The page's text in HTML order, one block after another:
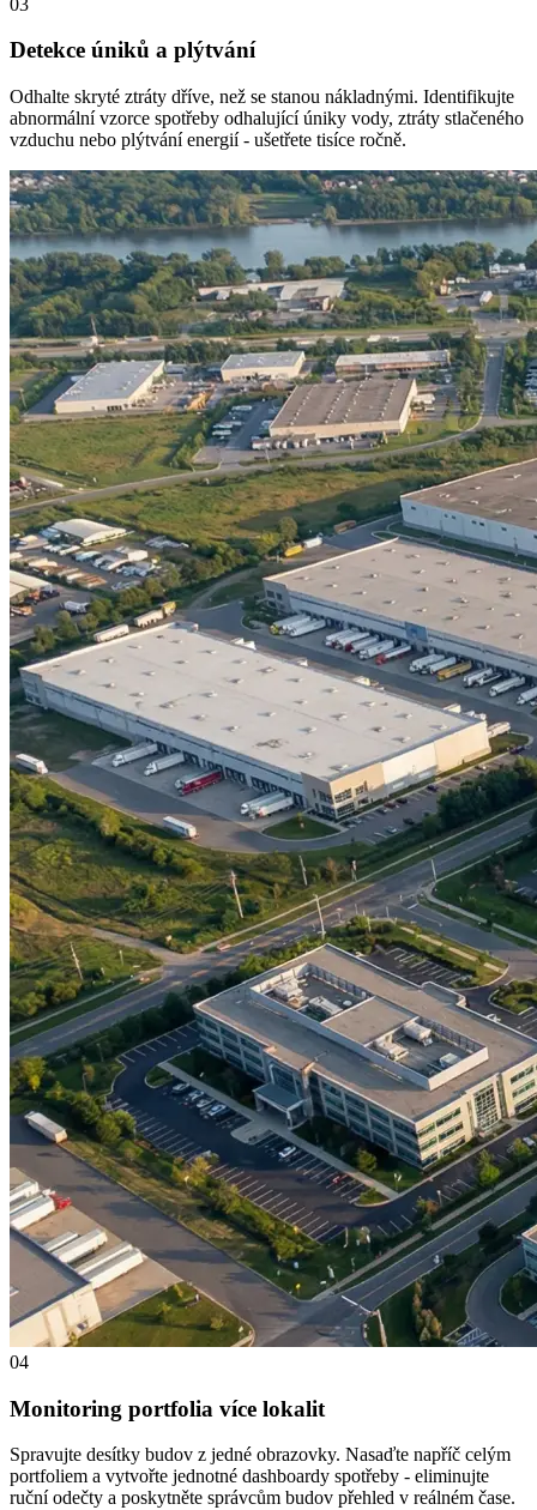
Detekce úniků a plýtvání
Odhalte skryté ztráty dříve, než se stanou nákladnými. Identifikujte
abnormální vzorce spotřeby odhalující úniky vody, ztráty stlačeného
vzduchu nebo plýtvání energií - ušetřete tisíce ročně.
04
Monitoring portfolia více lokalit
Spravujte desítky budov z jedné obrazovky. Nasaďte napříč celým
portfoliem a vytvořte jednotné dashboardy spotřeby - eliminujte
ruční odečty a poskytněte správcům budov přehled v reálném čase.